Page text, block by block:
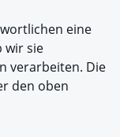
eine
wir sie
verarbeiten. Die
den oben